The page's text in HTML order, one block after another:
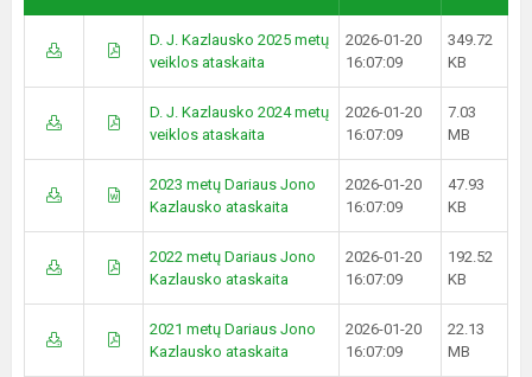
D. J. Kazlausko 2025 metų
veiklos ataskaita
2026-01-20
16:07:09
349.72
KB
D. J. Kazlausko 2024 metų
veiklos ataskaita
2026-01-20
16:07:09
7.03
MB
2023 metų Dariaus Jono
Kazlausko ataskaita
2026-01-20
16:07:09
47.93
KB
2022 metų Dariaus Jono
Kazlausko ataskaita
2026-01-20
16:07:09
192.52
KB
2021 metų Dariaus Jono
Kazlausko ataskaita
2026-01-20
16:07:09
22.13
MB